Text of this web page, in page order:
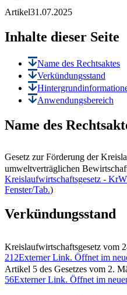
Artikel31.07.2025
Inhalte dieser Seite
Name des Rechtsaktes
Verkündungsstand
Anwendungsbereich
Name des
Gesetz zur Förderung der
umweltverträglichen
Kreislaufwirtschaftsgesetz -
Fenster/Tab.)
Verkündungsstand
Kreislaufwirtschaftsgesetz vom
212Externer Link. Öffnet im
Artikel 5 des Gesetzes vom 2.
56Externer Link. Öffnet im